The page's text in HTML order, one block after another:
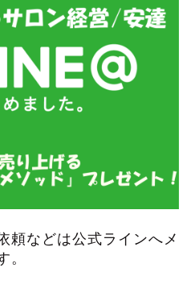
頼などは公式ラインへメ
。